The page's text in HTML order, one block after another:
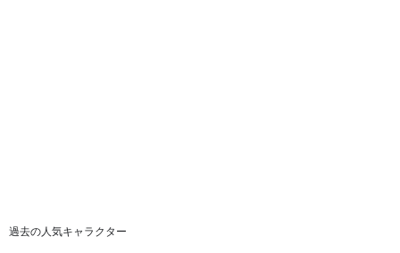
過去の人気キャラクター